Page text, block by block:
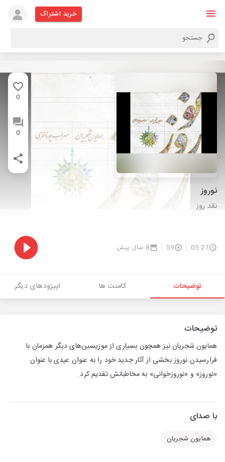
خرید اشتراک
0
0
نوروز
نقد روز
05:27
59 8 سال پیش
توضیحات کامنت ها اپیزودهای دیگر
توضیحات
همایون شجریان نیز همچون بسیاری از موزیسین‌های دیگر همزمان با
فرارسیدن نوروز بخشی از آثار جدید خود را به عنوان عیدی با عنوان
«نوروز» و «نوروزخوانی» به مخاطبانش تقدیم کرد.
با صدای
همایون شجریان